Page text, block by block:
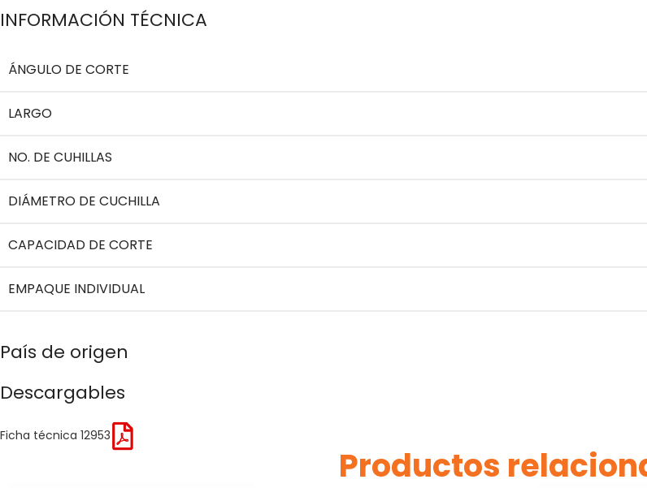
INFORMACIÓN TÉCNICA
ÁNGULO DE CORTE
LARGO
NO. DE CUHILLAS
DIÁMETRO DE CUCHILLA
CAPACIDAD DE CORTE
EMPAQUE INDIVIDUAL
País de origen
Descargables
Ficha técnica 12953
Productos